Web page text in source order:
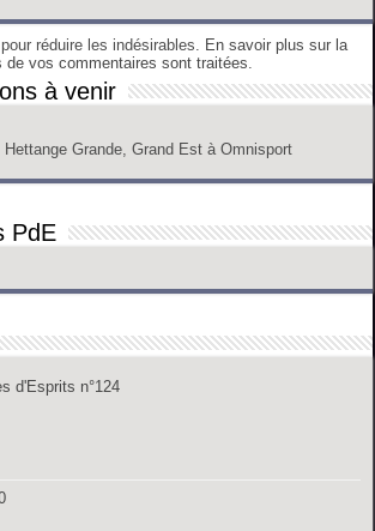
réduire les indésirables.
En savoir plus sur la
de vos commentaires sont traitées
à venir
Hettange Grande, Grand Est à Omnisport
PdE
d'Esprits n°124